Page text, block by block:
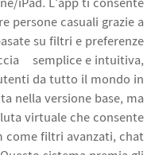
iPad. L’app ti consente
persone casuali grazie a
su filtri e preferenze
è semplice e intuitiva,
da tutto il mondo in
nella versione base, ma
virtuale che consente
come filtri avanzati, chat